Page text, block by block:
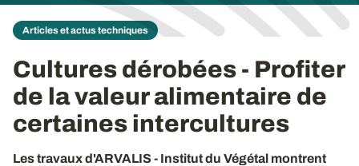
Articles et actus techniques
Cultures dérobées - Profiter
de la valeur alimentaire de
certaines intercultures
Les travaux d'ARVALIS - Institut du Végétal montrent